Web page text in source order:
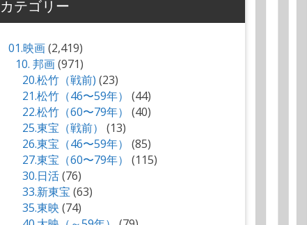
カテゴリー
01.映画(2,419)
10. 邦画(971)
20.松竹（戦前) (23)
21.松竹（46〜59年）
(44)
22.松竹（60〜79年）
(40)
25.東宝（戦前）
(13)
26.東宝（46〜59年）
(85)
27.東宝（60〜79年）
(115)
30.日活(76)
33.新東宝 (63)
35.東映 (74)